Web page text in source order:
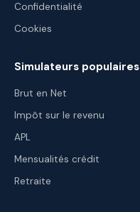
Confidentialité
Cookies
Simulateurs populaires
Brut en Net
Impôt sur le revenu
APL
Mensualités crédit
Retraite